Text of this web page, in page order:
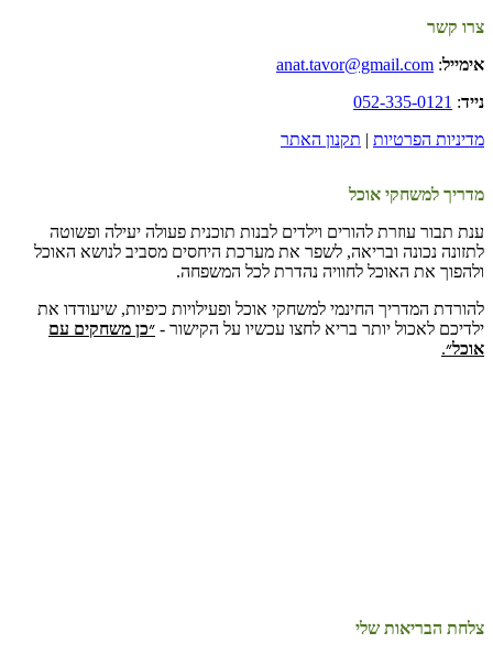
צרו קשר
אימייל:
anat.tavor@gmail.com
נייד:
052-335-0121
מדיניות הפרטיות | תקנון האתר
מדריך למשחקי אוכל
ענת תבור עוזרת להורים וילדים לבנות תוכנית פעולה יעילה ופשוטה
לתזונה נכונה ובריאה, לשפר את מערכת היחסים מסביב לנושא האוכל
ולהפוך את האוכל לחוויה נהדרת לכל המשפחה.
להורדת המדריך החינמי למשחקי אוכל ופעילויות כיפיות, שיעודדו את
ילדיכם לאכול יותר בריא לחצו עכשיו על הקישור - ״כן משחקים עם
אוכל״.
צלחת הבריאות שלי